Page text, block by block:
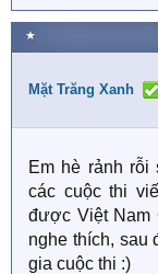
e
a
c
i
n
:
★
Mặt Trăng Xanh
Em hè rảnh rỗi
các cuộc thi
được Việt Nam
nghe thích, sau
gia cuộc thi :)